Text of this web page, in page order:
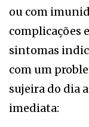
ou com
complicações
sintomas
com um
sujeira do dia
imediata: